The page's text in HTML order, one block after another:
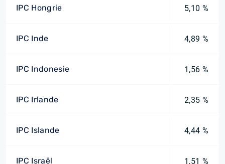
IPC Hongrie 5,10 %
IPC Inde 4,89 %
IPC Indonesie 1,56 %
IPC Irlande 2,35 %
IPC Islande 4,44 %
IPC Israël 1,51 %